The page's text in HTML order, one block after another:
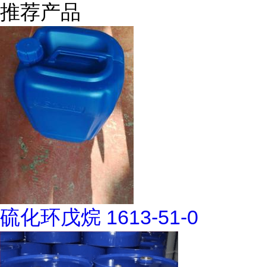
推荐产品
硫化环戊烷 1613-51-0